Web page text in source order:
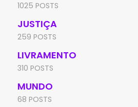
1025 POSTS
JUSTIÇA
259 POSTS
LIVRAMENTO
310 POSTS
MUNDO
68 POSTS